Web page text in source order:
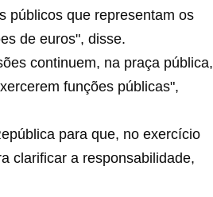
públicos que representam os
de euros", disse.
continuem, na praça pública,
funções públicas",
para que, no exercício
clarificar a responsabilidade,